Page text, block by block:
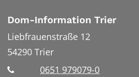
Dom-Information Trier
Liebfrauenstraße 12
54290 Trier
0651 979079-0